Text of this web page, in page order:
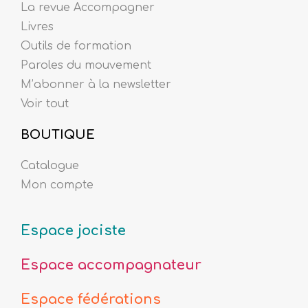
La revue Accompagner
Livres
Outils de formation
Paroles du mouvement
M’abonner à la newsletter
Voir tout
BOUTIQUE
Catalogue
Mon compte
Espace jociste
Espace accompagnateur
Espace fédérations